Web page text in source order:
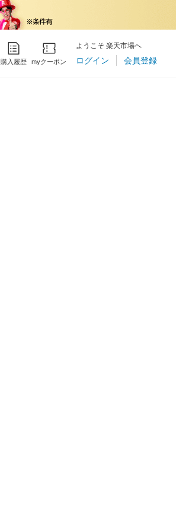
購入履歴 myクーポン
ようこそ 楽天市場へ
ログイン 会員登録